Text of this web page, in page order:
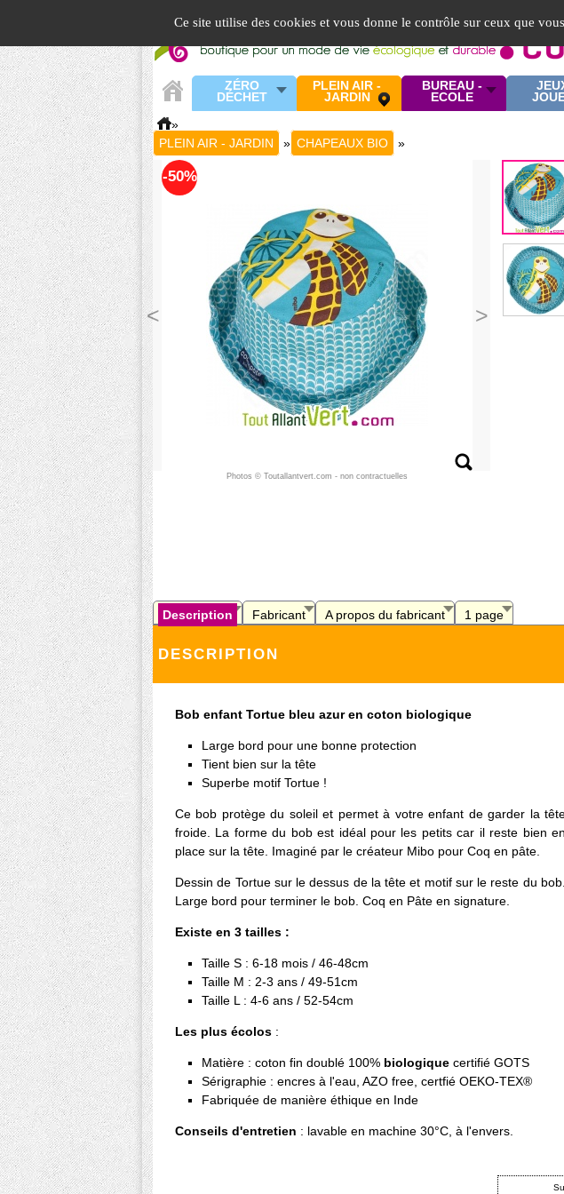
Ce site utilise des cookies et vous donne le contrôle sur ceux que
ZÉRO
DÉCHET
PLEIN AIR -
JARDIN
BUREAU -
ECOLE
»
PLEIN AIR - JARDIN
» CHAPEAUX BIO »
-50%
>
<
Photos © Toutallantvert.com - non contractuelles
Description Fabricant A propos du fabricant 1 page
DESCRIPTION
Bob enfant Tortue bleu azur en coton biologique
Large bord pour une bonne protection
Tient bien sur la tête
Superbe motif Tortue !
Ce bob protège du soleil et permet à votre enfant de garder la
froide. La forme du bob est idéal pour les petits car il reste bien en
place sur la tête. Imaginé par le créateur Mibo pour Coq en pâte.
Dessin de Tortue sur le dessus de la tête et motif sur le reste du bob.
Large bord pour terminer le bob. Coq en Pâte en signature.
Existe en 3 tailles :
Taille S : 6-18 mois / 46-48cm
Taille M : 2-3 ans / 49-51cm
Taille L : 4-6 ans / 52-54cm
Les plus écolos :
Matière : coton fin doublé 100% biologique certifié GOTS
Sérigraphie : encres à l'eau, AZO free, certfié OEKO-TEX®
Fabriquée de manière éthique en Inde
Conseils d'entretien : lavable en machine 30°C, à l'envers.